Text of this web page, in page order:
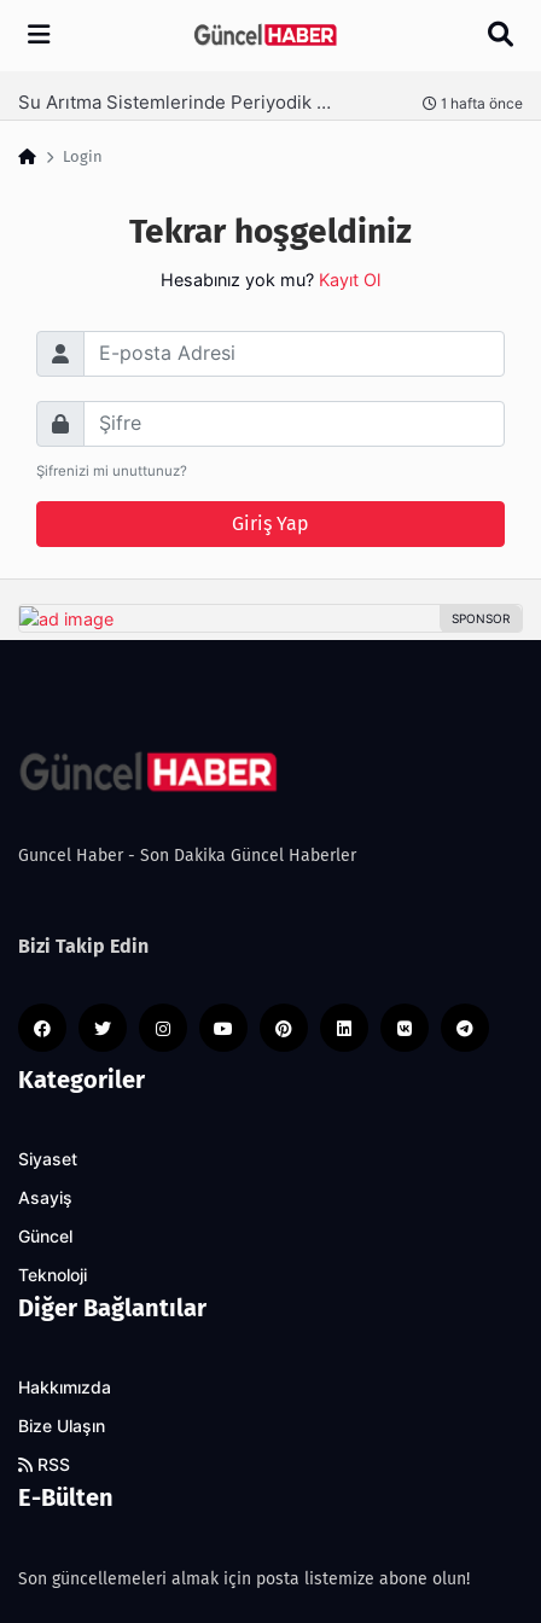
Arama
Su Arıtma Sistemlerinde Periyodik Bakım Neden Kritik? 1 hafta önce
Login
Tekrar hoşgeldiniz
Hesabınız yok mu? Kayıt Ol
E-posta Adresi
Şifre
Şifrenizi mi unuttunuz?
Giriş Yap
Guncel Haber - Son Dakika Güncel Haberler
Bizi Takip Edin
Kategoriler
Siyaset
Asayiş
Güncel
Teknoloji
Diğer Bağlantılar
Hakkımızda
Bize Ulaşın
RSS
E-Bülten
Son güncellemeleri almak için posta listemize abone olun!